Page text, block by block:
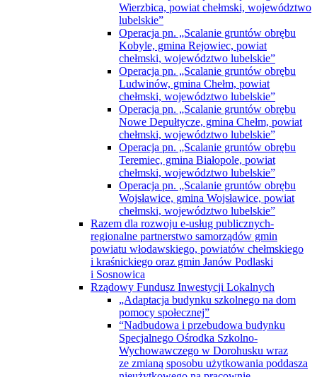
Wierzbica, powiat chełmski, województwo
lubelskie”
Operacja pn. „Scalanie gruntów obrębu
Kobyle, gmina Rejowiec, powiat
chełmski, województwo lubelskie”
Operacja pn. „Scalanie gruntów obrębu
Ludwinów, gmina Chełm, powiat
chełmski, województwo lubelskie”
Operacja pn. „Scalanie gruntów obrębu
Nowe Depułtycze, gmina Chełm, powiat
chełmski, województwo lubelskie”
Operacja pn. „Scalanie gruntów obrębu
Teremiec, gmina Białopole, powiat
chełmski, województwo lubelskie”
Operacja pn. „Scalanie gruntów obrębu
Wojsławice, gmina Wojsławice, powiat
chełmski, województwo lubelskie”
Razem dla rozwoju e-usług publicznych-
regionalne partnerstwo samorządów gmin
powiatu włodawskiego, powiatów chełmskiego
i kraśnickiego oraz gmin Janów Podlaski
i Sosnowica
Rządowy Fundusz Inwestycji Lokalnych
„Adaptacja budynku szkolnego na dom
pomocy społecznej”
“Nadbudowa i przebudowa budynku
Specjalnego Ośrodka Szkolno-
Wychowawczego w Dorohusku wraz
ze zmianą sposobu użytkowania poddasza